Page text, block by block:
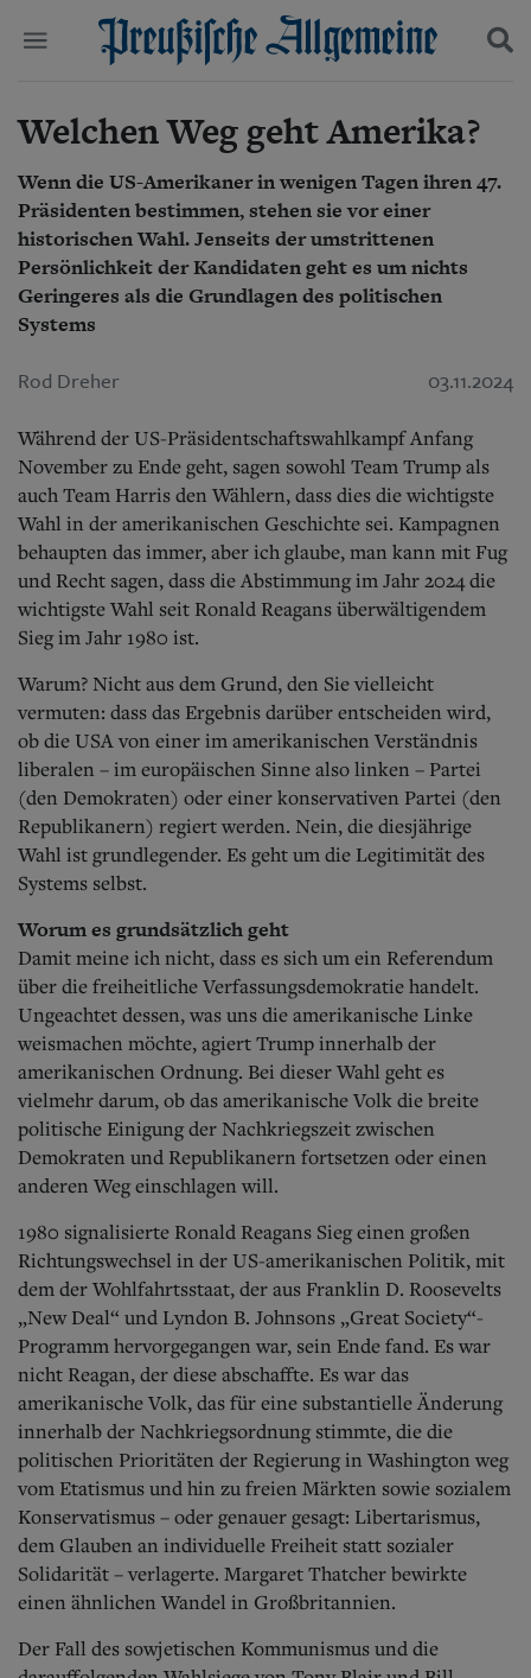
Start
Wer wir sind
Aktuelle Ausgabe
Abonnenten-Login
Abonnent werden
Abo Prämien
Politik
Kultur
Wirtschaft
Panorama
Gesellschaft
Leben
Geschichte
Ostpreußen
Bücher
Kontakt
Impressum
Datenschutz
Suchen und finden
Welchen Weg geht Amerika?
Wenn die US-Amerikaner in wenigen Tagen ihren 47.
Präsidenten bestimmen, stehen sie vor einer
historischen Wahl. Jenseits der umstrittenen
Persönlichkeit der Kandidaten geht es um nichts
Geringeres als die Grundlagen des politischen
Systems
Rod Dreher 03.11.2024
Während der US-Präsidentschaftswahlkampf Anfang
November zu Ende geht, sagen sowohl Team Trump als
auch Team Harris den Wählern, dass dies die wichtigste
Wahl in der amerikanischen Geschichte sei. Kampagnen
behaupten das immer, aber ich glaube, man kann mit Fug
und Recht sagen, dass die Abstimmung im Jahr 2024 die
wichtigste Wahl seit Ronald Reagans überwältigendem
Sieg im Jahr 1980 ist.
Warum? Nicht aus dem Grund, den Sie vielleicht
vermuten: dass das Ergebnis darüber entscheiden wird,
ob die USA von einer im amerikanischen Verständnis
liberalen – im europäischen Sinne also linken – Partei
(den Demokraten) oder einer konservativen Partei (den
Republikanern) regiert werden. Nein, die diesjährige
Wahl ist grundlegender. Es geht um die Legitimität des
Systems selbst.
Worum es grundsätzlich geht
Damit meine ich nicht, dass es sich um ein Referendum
über die freiheitliche Verfassungsdemokratie handelt.
Ungeachtet dessen, was uns die amerikanische Linke
weismachen möchte, agiert Trump innerhalb der
amerikanischen Ordnung. Bei dieser Wahl geht es
vielmehr darum, ob das amerikanische Volk die breite
politische Einigung der Nachkriegszeit zwischen
Demokraten und Republikanern fortsetzen oder einen
anderen Weg einschlagen will.
1980 signalisierte Ronald Reagans Sieg einen großen
Richtungswechsel in der US-amerikanischen Politik, mit
dem der Wohlfahrtsstaat, der aus Franklin D. Roosevelts
„New Deal“ und Lyndon B. Johnsons „Great Society“-
Programm hervorgegangen war, sein Ende fand. Es war
nicht Reagan, der diese abschaffte. Es war das
amerikanische Volk, das für eine substantielle Änderung
innerhalb der Nachkriegsordnung stimmte, die die
politischen Prioritäten der Regierung in Washington weg
vom Etatismus und hin zu freien Märkten sowie sozialem
Konservatismus – oder genauer gesagt: Libertarismus,
dem Glauben an individuelle Freiheit statt sozialer
Solidarität – verlagerte. Margaret Thatcher bewirkte
einen ähnlichen Wandel in Großbritannien.
Der Fall des sowjetischen Kommunismus und die